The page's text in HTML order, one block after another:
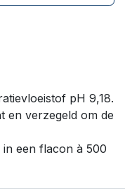
pH 9,18.
en verzegeld om de
een flacon à 500